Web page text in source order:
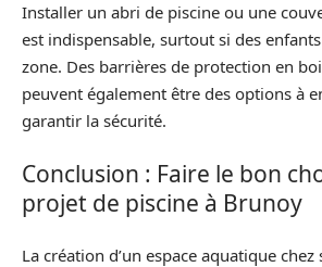
Installer un abri de piscine ou une
est indispensable, surtout si des
zone. Des barrières de protection en
peuvent également être des options à
garantir la sécurité.
Conclusion : Faire le bon
projet de piscine à Brunoy
La création d’un espace aquatique